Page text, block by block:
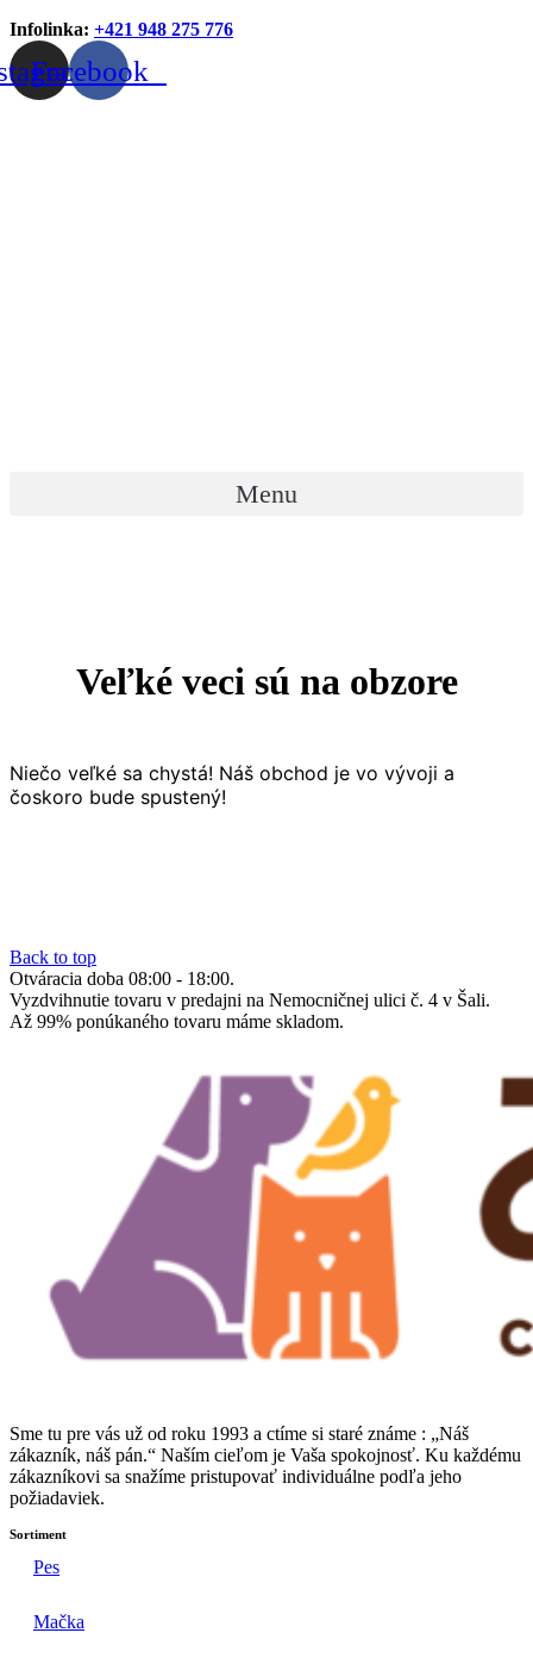
Infolinka: +421 948 275 776
Facebook
Menu
Veľké veci sú na obzore
Niečo veľké sa chystá! Náš obchod je vo vývoji a
čoskoro bude spustený!
Back to top
Otváracia doba 08:00 - 18:00.
Vyzdvihnutie tovaru v predajni na Nemocničnej ulici č. 4 v Šali.
Až 99% ponúkaného tovaru máme skladom.
Sme tu pre vás už od roku 1993 a ctíme si staré známe : „Náš
zákazník, náš pán.“ Naším cieľom je Vaša spokojnosť. Ku každému
zákazníkovi sa snažíme pristupovať individuálne podľa jeho
požiadaviek.
Sortiment
Pes
Mačka